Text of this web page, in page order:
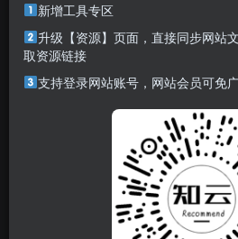
本站部分资源打包为压缩包以
解压密码，如果你下载的资源
击解压密码
新增工具专区
升级【资源】页面，直接同步网站
取资源链接
支持登录网站账号，网站会员可免